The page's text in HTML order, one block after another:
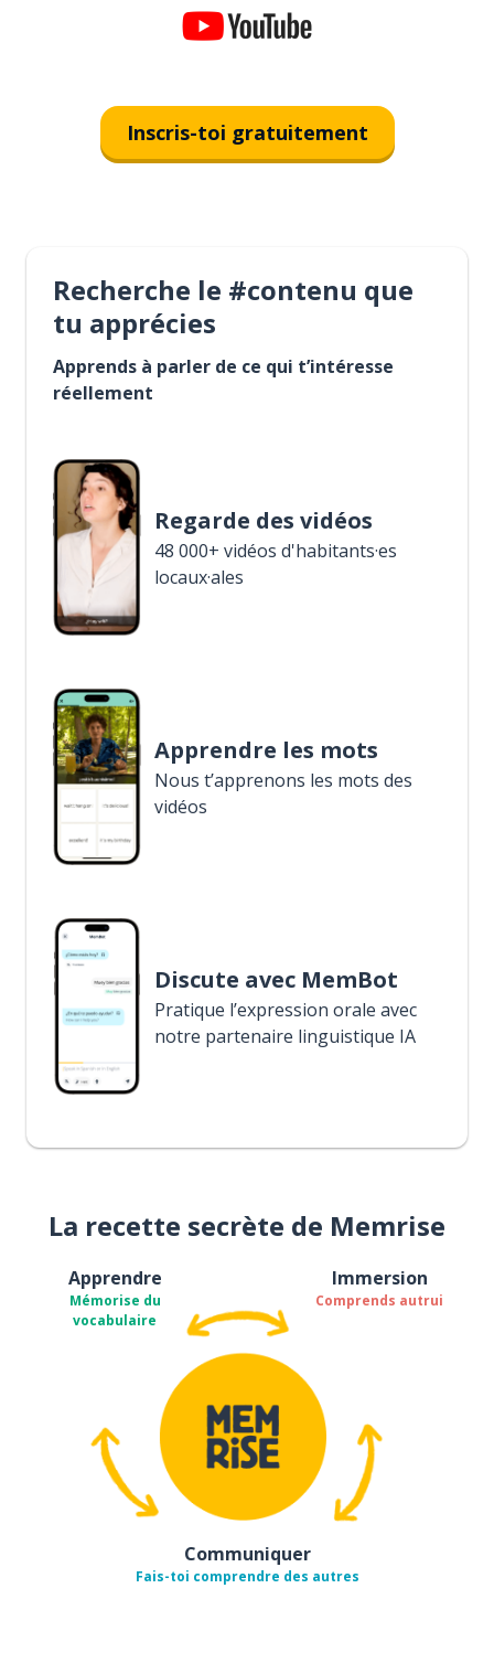
Inscris-toi gratuitement
Recherche le #contenu que
tu apprécies
Apprends à parler de ce qui t’intéresse
réellement
Regarde des vidéos
48 000+ vidéos d'habitants·es
locaux·ales
Apprendre les mots
Nous t’apprenons les mots des
vidéos
Discute avec MemBot
Pratique l’expression orale avec
notre partenaire linguistique IA
La recette secrète de Memrise
Apprendre
Mémorise du
vocabulaire
Immersion
Comprends autrui
Communiquer
Fais-toi comprendre des autres